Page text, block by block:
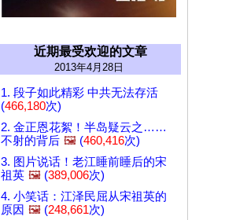
近期最受欢迎的文章
2013年4月28日
1. 段子如此精彩 中共无法存活
(466,180次)
2. 金正恩花絮！半岛疑云之……
不射的背后 🖼️ (460,416次)
3. 图片说话！老江睡前睡后的宋
祖英 🖼️ (389,006次)
4. 小笑话：江泽民屈从宋祖英的
原因 🖼️ (248,661次)